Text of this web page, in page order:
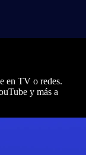
en TV o redes.
y más a